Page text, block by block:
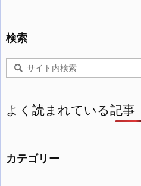
検索
よく読まれている記事
カテゴリー